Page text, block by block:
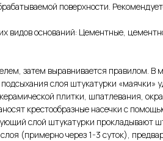
поверхности.
оснований: Цементные,
затем выравнивается правилом. В
слоя штукатурки «маячки»
плитки, шпатлевания,
крестообразные насечки с
слой штукатурки прокладывают
(примерно через 1-3 суток),